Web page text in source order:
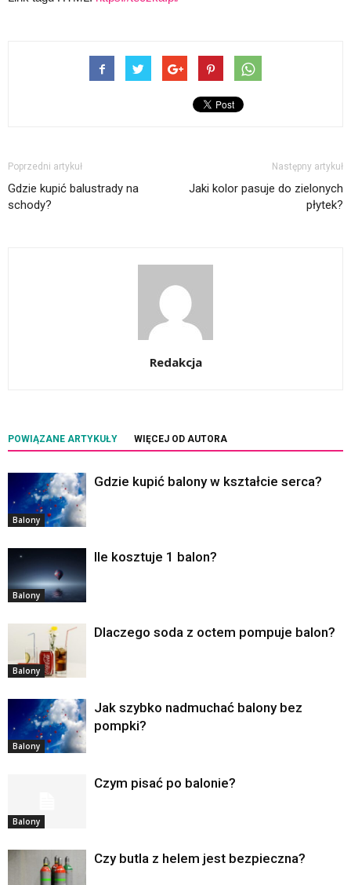
Poprzedni artykuł
Gdzie kupić balustrady na
schody?
Następny artykuł
Jaki kolor pasuje do zielonych
płytek?
Redakcja
POWIĄZANE ARTYKUŁY WIĘCEJ OD AUTORA
Balony
Gdzie kupić balony w kształcie serca?
Balony
Ile kosztuje 1 balon?
Balony
Dlaczego soda z octem pompuje balon?
Balony
Jak szybko nadmuchać balony bez
pompki?
Balony
Czym pisać po balonie?
Czy butla z helem jest bezpieczna?